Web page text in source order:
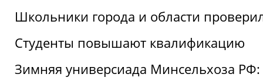
Школьники города и области
Студенты повышают квалификацию
Зимняя универсиада Минсельхоза